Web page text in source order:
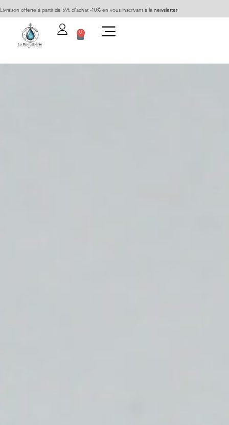
Livraison offerte à partir de 59€ d’achat -10% en vous inscrivant à la newsletter
0